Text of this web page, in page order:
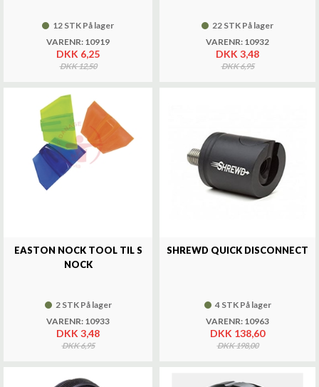
12 STK På lager
VARENR: 10919
DKK 6,25
DKK 12,50
22 STK På lager
VARENR: 10932
DKK 3,48
DKK 6,95
EASTON NOCK TOOL TIL S
NOCK
2 STK På lager
VARENR: 10933
DKK 3,48
DKK 6,95
SHREWD QUICK DISCONNECT
4 STK På lager
VARENR: 10963
DKK 138,60
DKK 198,00